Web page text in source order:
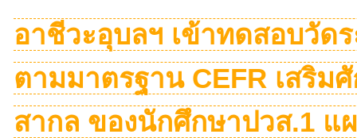
อาชีวะอุบลฯ เข้าทดสอบวัด
ตามมาตรฐาน CEFR เสริม
สากล ของนักศึกษาปวส.1 แ